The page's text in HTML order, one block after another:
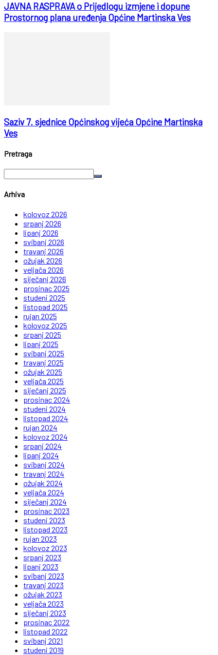
JAVNA RASPRAVA o Prijedlogu izmjene i dopune
Prostornog plana uređenja Općine Martinska Ves
Saziv 7. sjednice Općinskog vijeća Općine Martinska
Ves
Pretraga
Arhiva
kolovoz 2026
srpanj 2026
lipanj 2026
svibanj 2026
travanj 2026
ožujak 2026
veljača 2026
siječanj 2026
prosinac 2025
studeni 2025
listopad 2025
rujan 2025
kolovoz 2025
srpanj 2025
lipanj 2025
svibanj 2025
travanj 2025
ožujak 2025
veljača 2025
siječanj 2025
prosinac 2024
studeni 2024
listopad 2024
rujan 2024
kolovoz 2024
srpanj 2024
lipanj 2024
svibanj 2024
travanj 2024
ožujak 2024
veljača 2024
siječanj 2024
prosinac 2023
studeni 2023
listopad 2023
rujan 2023
kolovoz 2023
srpanj 2023
lipanj 2023
svibanj 2023
travanj 2023
ožujak 2023
veljača 2023
siječanj 2023
prosinac 2022
listopad 2022
svibanj 2021
studeni 2019